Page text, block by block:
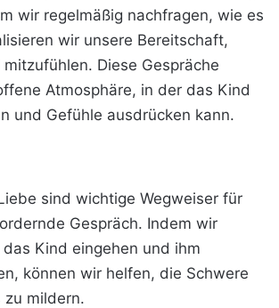
wir regelmäßig nachfragen, wie es
wir unsere Bereitschaft,
Diese Gespräche
Atmosphäre, in der das Kind
und Gefühle ausdrücken kann.
sind wichtige Wegweiser für
Gespräch. Indem wir
Kind eingehen und ihm
können wir helfen, die Schwere
zu mildern.